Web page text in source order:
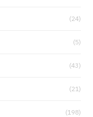
(24)
(5)
(43)
(21)
(198)